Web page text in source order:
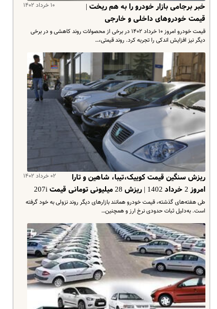
۱۰ خرداد ۱۴۰۲
خبر برجامی بازار خودرو را به هم ریخت |
قیمت خودروهای داخلی و خارجی
قیمت خودرو امروز ۱۰ خرداد ۱۴۰۲ در برخی از محصولات روند کاهشی و در برخی
دیگر نیز افزایش اندکی را تجربه کرد. روند قیمتی،…
۰۲ خرداد ۱۴۰۲
ریزش سنگین قیمت کوییک،تیبا، شاهین و تارا
امروز 2 خرداد 1402 | ریزش 28 میلیونی تومانی قیمت 207i
طی هفته‌های گذشته، قیمت خودرو همانند بازارهای دیگر روند نزولی به خود گرفته
است. به‌دلیل ثبات حدودی نرخ ارز و همچنین…